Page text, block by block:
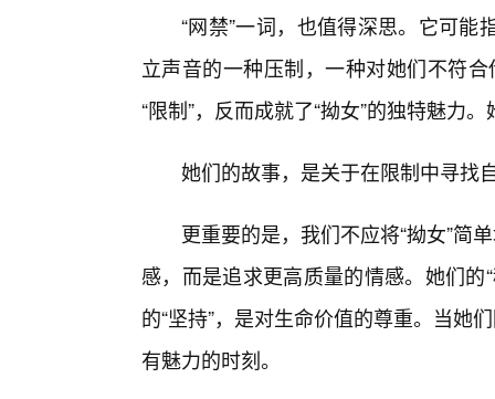
“网禁”一词，也值得深思。它可
立声音的一种压制，一种对她们不符合
“限制”，反而成就了“拗女”的独特魅力。
她们的故事，是关于在限制中寻找
更重要的是，我们不应将“拗女”简
感，而是追求更高质量的情感。她们
的“坚持”，是对生命价值的尊重。当她
有魅力的时刻。